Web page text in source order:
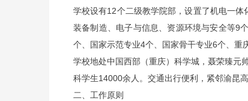
学校设有12个二级教学院部，设置了机电一
装备制造、电子与信息、资源环境与安全等9
个、国家示范专业4个、国家骨干专业6个、重
学校地处中国西部（重庆）科学城，聂荣臻元
科学生14000余人。交通出行便利，紧邻渝昆
二、工作原则